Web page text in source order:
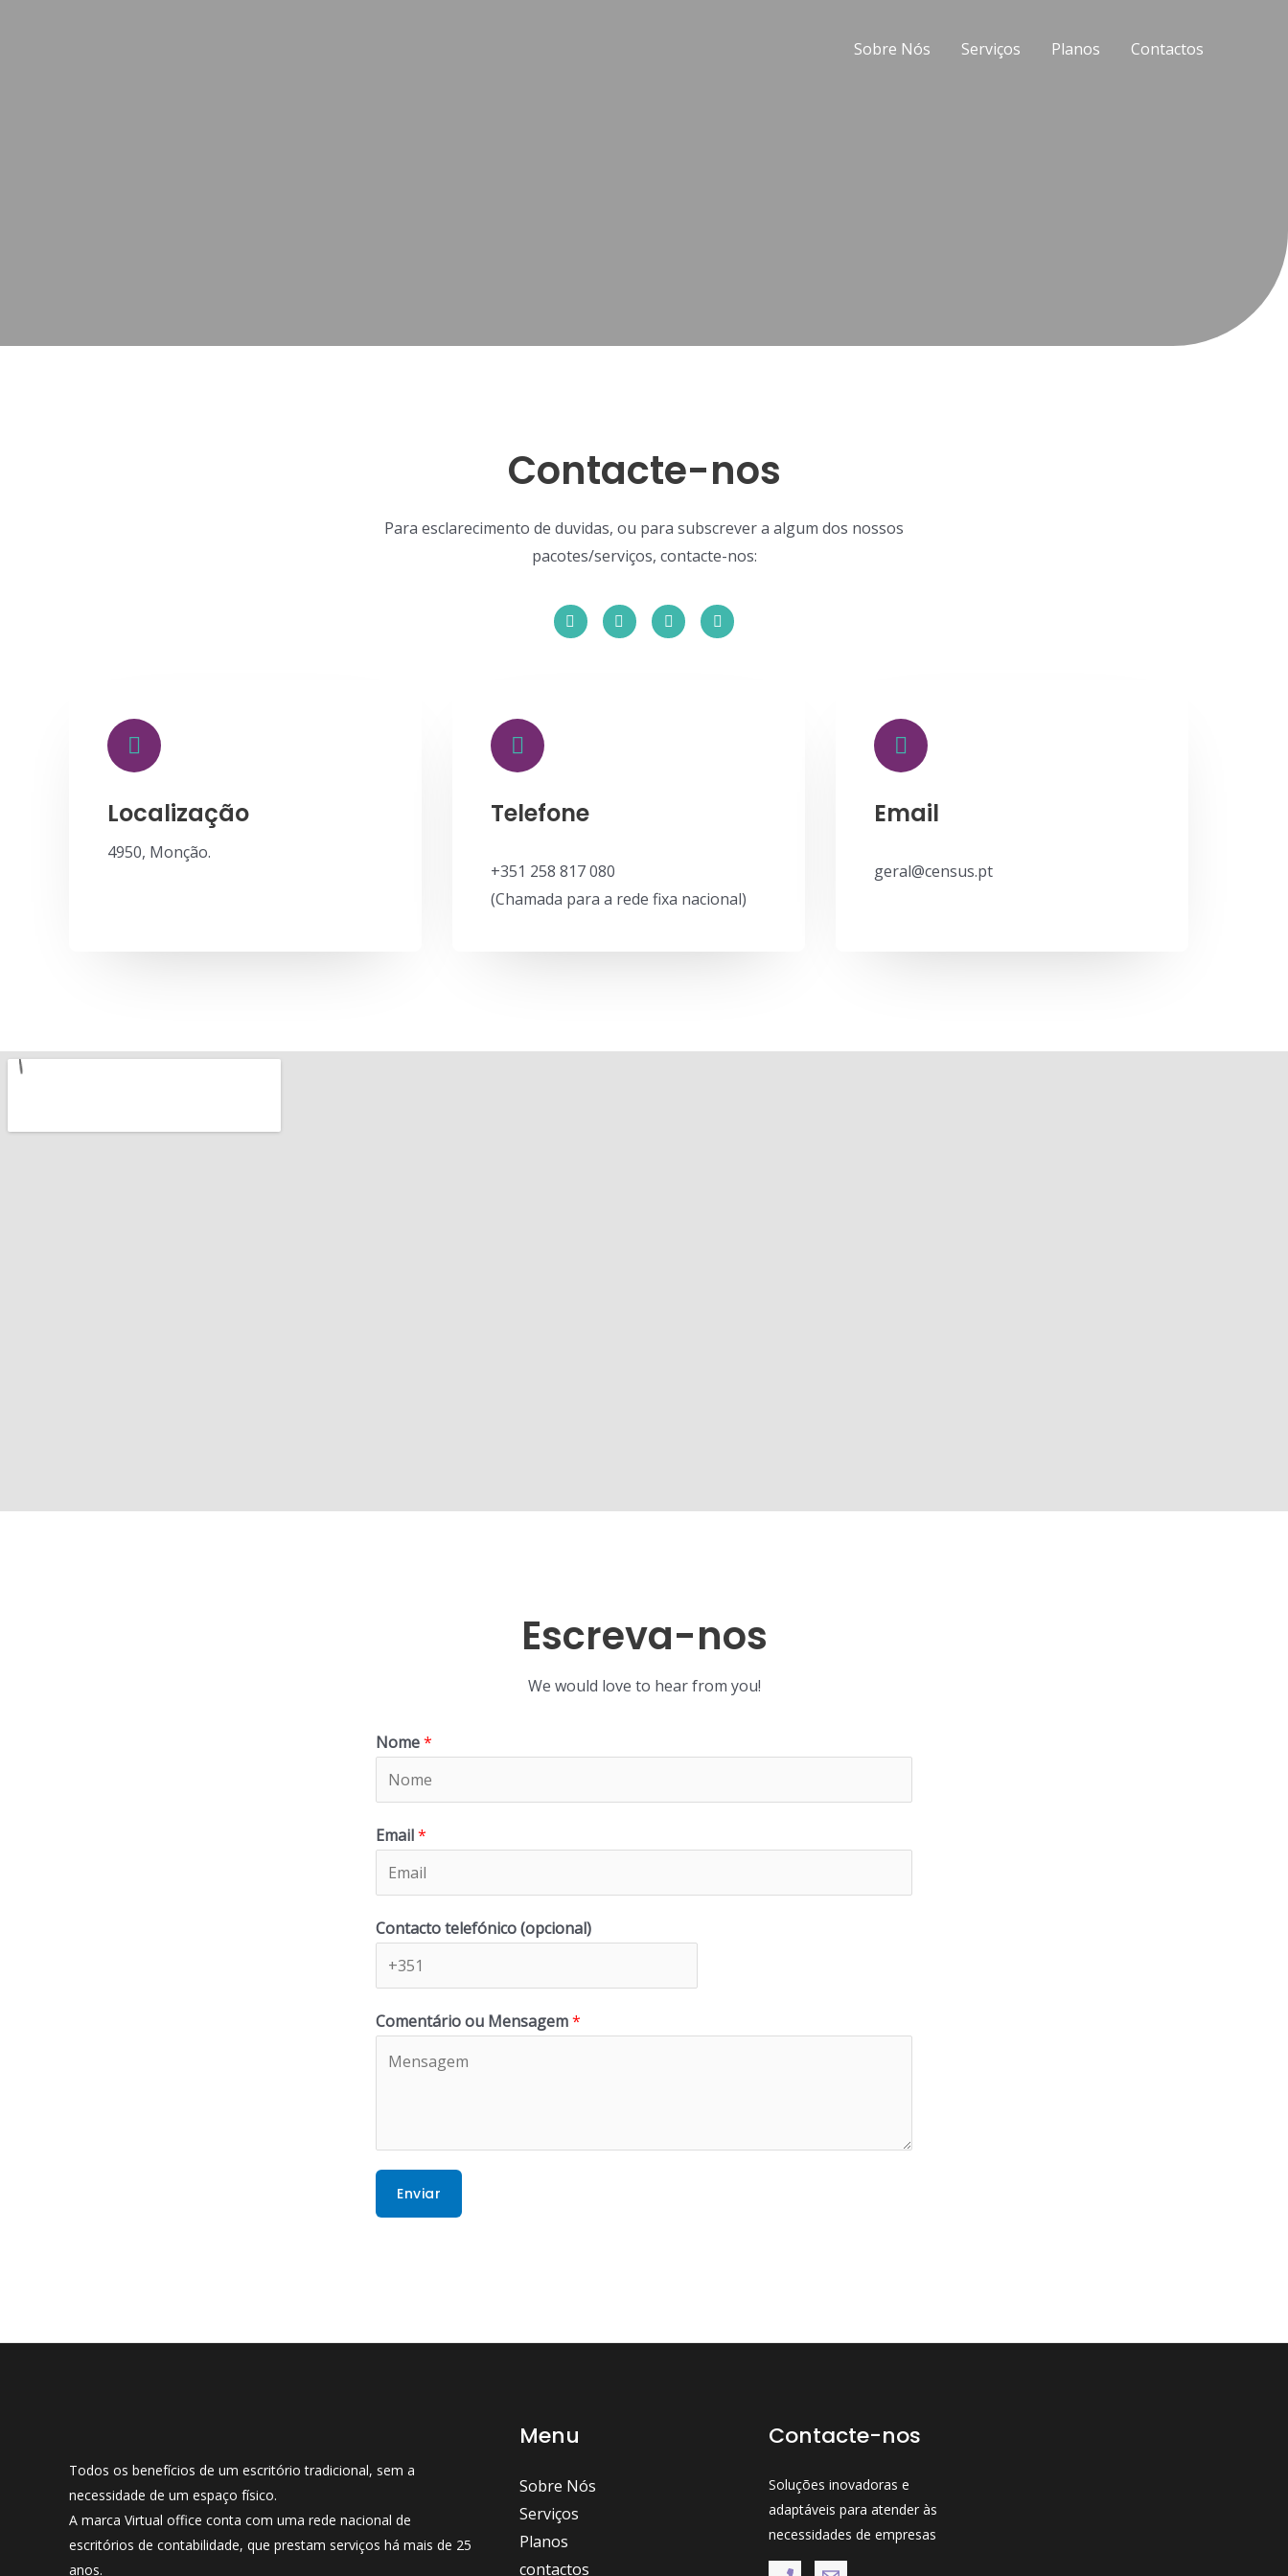
Sobre Nós Serviços Planos Contactos
Contacte-nos
Para esclarecimento de duvidas, ou para subscrever a algum dos nossos
pacotes/serviços, contacte-nos:
Localização
4950, Monção.
Telefone
+351 258 817 080
(Chamada para a rede fixa nacional)
Email
geral@census.pt
Escreva-nos
We would love to hear from you!
Nome*
Email*
Contacto telefónico (opcional)
Comentário ou Mensagem*
Enviar
Todos os benefícios de um escritório tradicional, sem a
necessidade de um espaço físico.
A marca Virtual office conta com uma rede nacional de
escritórios de contabilidade, que prestam serviços há mais de 25
anos.
Menu
Sobre Nós
Serviços
Planos
contactos
Contacte-nos
Soluções inovadoras e
adaptáveis para atender às
necessidades de empresas